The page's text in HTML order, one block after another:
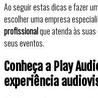
Ao seguir estas dicas e fazer
escolher uma empresa
profissionalque atenda às
seus eventos.
Conheça a Play
experiência